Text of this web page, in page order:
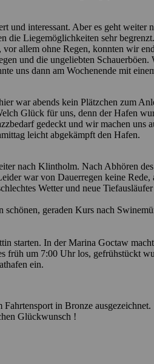
und interessant. Aber es geht
die Liegemöglichkeiten sehr
allem ohne Regen, konnten wir
und die ungeliebten
uns dann am Wochenende mit
war abends kein Plätzchen zum
Glück für uns, denn der Hafen
gedeckt und wir machen
leicht abgekämpft den Hafen.
nach Klintholm. Nach Abhören
war von Dauerregen keine
Wetter und neue
geraden Kurs nach
starten. In der Marina Goctaw
um 7:00 Uhr los, gefrühstückt
ein.
in Bronze ausgezeichnet.
Glückwunsch !